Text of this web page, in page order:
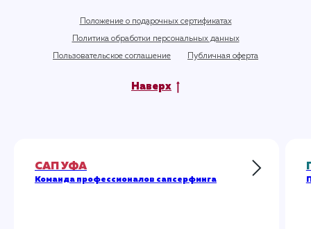
Положение о подарочных сертификатах
Политика обработки персональных данных
Пользовательское соглашение Публичная оферта
Наверх
САП УФА
Команда профессионалов сапсерфинга